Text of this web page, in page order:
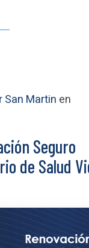
San Martin en
Seguro
de Salud